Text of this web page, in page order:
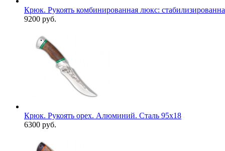
Крюк. Рукоять комбинированная люкс:
9200 руб.
Крюк. Рукоять орех. Алюминий. Сталь 95х18
6300 руб.